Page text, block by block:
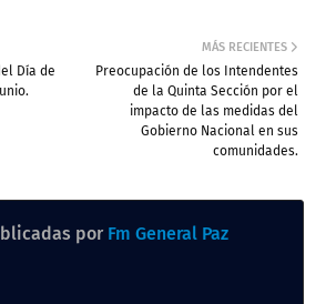
MÁS RECIENTES
Preocupación de los Intendentes
de la Quinta Sección por el
impacto de las medidas del
Gobierno Nacional en sus
comunidades.
Día de
por Fm General Paz